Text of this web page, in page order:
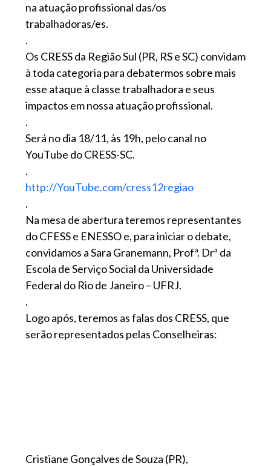
na atuação profissional das/os
trabalhadoras/es.
.
Os CRESS da Região Sul (PR, RS e SC) convidam
à toda categoria para debatermos sobre mais
esse ataque à classe trabalhadora e seus
impactos em nossa atuação profissional.
.
Será no dia 18/11, às 19h, pelo canal no
YouTube do CRESS-SC.
.
http://YouTube.com/cress12regiao
.
Na mesa de abertura teremos representantes
do CFESS e ENESSO e, para iniciar o debate,
convidamos a Sara Granemann, Profª. Drª da
Escola de Serviço Social da Universidade
Federal do Rio de Janeiro – UFRJ.
.
Logo após, teremos as falas dos CRESS, que
serão representados pelas Conselheiras:
Cristiane Gonçalves de Souza (PR),